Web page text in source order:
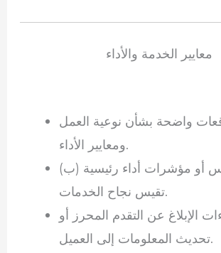
معايير الخدمة والأداء
واضحة بشأن نوعية العمل
ومعايير الأداء.
(ب) تحديد مقاييس أو مؤشرات أداء رئيسية
تقيس نجاح الخدمات.
الإبلاغ عن التقدم المحرز أو
تحديث المعلومات إلى العميل.